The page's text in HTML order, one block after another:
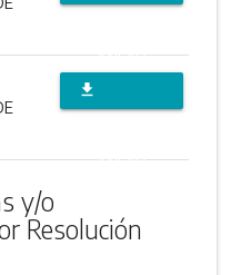
ANEXO
file_download
ANEXO
y/o
Resolución